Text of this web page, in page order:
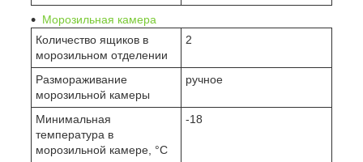
Морозильная камера
Количество ящиков в
морозильном отделении
2
Размораживание
морозильной камеры
ручное
Минимальная
температура в
морозильной камере, °C
-18